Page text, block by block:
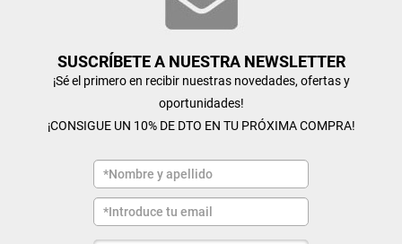
SUSCRÍBETE A NUESTRA NEWSLETTER
¡Sé el primero en recibir nuestras novedades, ofertas y
oportunidades!
¡CONSIGUE UN 10% DE DTO EN TU PRÓXIMA COMPRA!